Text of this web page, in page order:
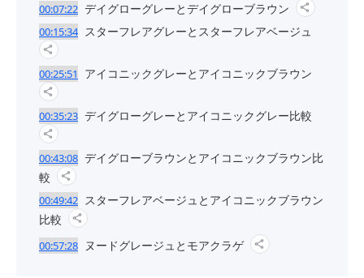
00:07:22 デイグローグレーとデイグローブラウン
00:15:34 スターフレアグレーとスターフレアベージュ
00:25:51 アイコニックグレーとアイコニックブラウン
00:35:23 デイグローグレーとアイコニックグレー比較
00:43:08 デイグローブラウンとアイコニックブラウン比
較
00:49:42 スターフレアベージュとアイコニックブラウン
比較
00:57:28 ヌードグレージュとモアクラゲ